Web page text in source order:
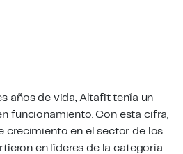
años de vida, Altafit tenía un
funcionamiento. Con esta cifra,
crecimiento en el sector de los
en líderes de la categoría